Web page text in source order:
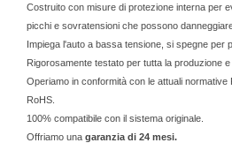
Costruito con misure di protezione interna per
picchi e sovratensioni che possono
Impiega l'auto a bassa tensione, si spegne per
Rigorosamente testato per tutta la produzione
Operiamo in conformità con le attuali
RoHS.
100% compatibile con il sistema originale.
Offriamo una garanzia di 24 mesi.